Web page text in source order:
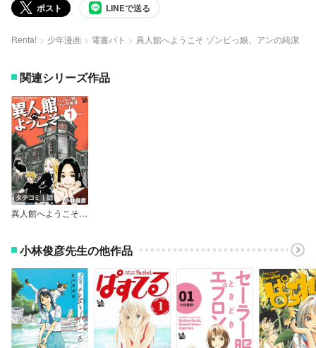
ポスト LINEで送る
Renta! 少年漫画 電書バト 異人館へようこそ ゾンビっ娘、アンの純潔
関連シリーズ作品
タテコミ｜話
異人館へようこそ ゾンビっ娘、アンの純潔
小林俊彦先生の他作品